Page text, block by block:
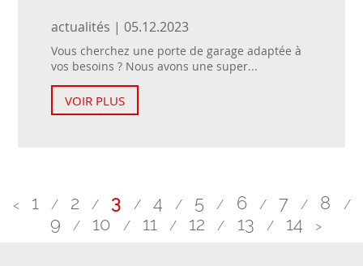
actualités | 05.12.2023
Vous cherchez une porte de garage adaptée à
vos besoins ? Nous avons une super...
VOIR PLUS
< 1 / 2 / 3 / 4 / 5 / 6 / 7 / 8 /
9 / 10 / 11 / 12 / 13 / 14 >